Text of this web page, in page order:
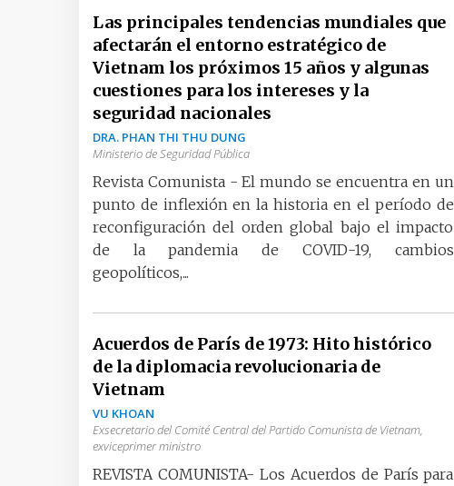
Las principales tendencias mundiales que
afectarán el entorno estratégico de
Vietnam los próximos 15 años y algunas
cuestiones para los intereses y la
seguridad nacionales
DRA. PHAN THI THU DUNG
Ministerio de Seguridad Pública
Revista Comunista - El mundo se encuentra en un
punto de inflexión en la historia en el período de
reconfiguración del orden global bajo el impacto
de la pandemia de COVID-19, cambios
geopolíticos,...
Acuerdos de París de 1973: Hito histórico
de la diplomacia revolucionaria de
Vietnam
VU KHOAN
Exsecretario del Comité Central del Partido Comunista de Vietnam,
exviceprimer ministro
REVISTA COMUNISTA- Los Acuerdos de París para